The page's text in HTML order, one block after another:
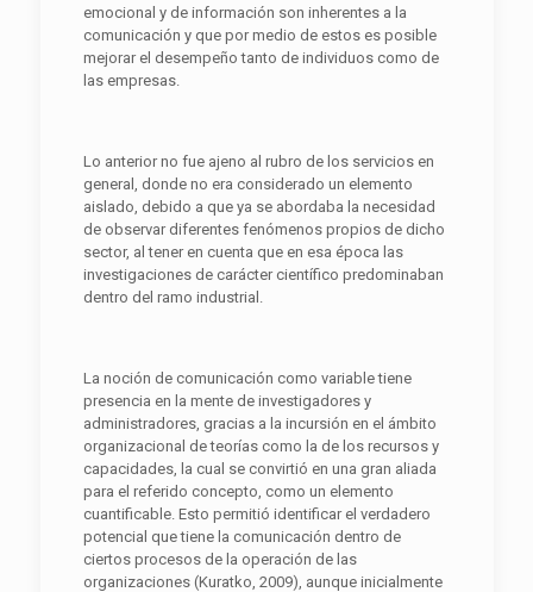
emocional y de información son inherentes a la
comunicación y que por medio de estos es posible
mejorar el desempeño tanto de individuos como de
las empresas.
Lo anterior no fue ajeno al rubro de los servicios en
general, donde no era considerado un elemento
aislado, debido a que ya se abordaba la necesidad
de observar diferentes fenómenos propios de dicho
sector, al tener en cuenta que en esa época las
investigaciones de carácter científico predominaban
dentro del ramo industrial.
La noción de comunicación como variable tiene
presencia en la mente de investigadores y
administradores, gracias a la incursión en el ámbito
organizacional de teorías como la de los recursos y
capacidades, la cual se convirtió en una gran aliada
para el referido concepto, como un elemento
cuantificable. Esto permitió identificar el verdadero
potencial que tiene la comunicación dentro de
ciertos procesos de la operación de las
organizaciones (Kuratko, 2009), aunque inicialmente